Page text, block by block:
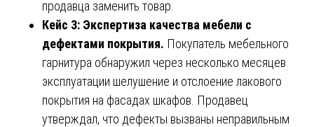
продавца заменить товар.
Кейс 3: Экспертиза качества мебели с
дефектами покрытия. Покупатель мебельного
гарнитура обнаружил через несколько месяцев
эксплуатации шелушение и отслоение лакового
покрытия на фасадах шкафов. Продавец
утверждал, что дефекты вызваны неправильным